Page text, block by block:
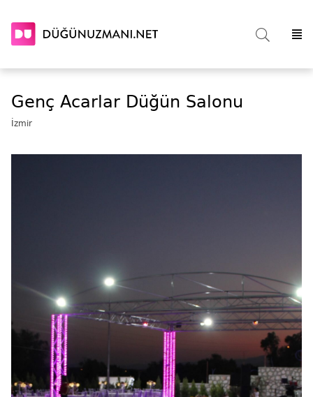
Genç Acarlar Düğün Salonu
İzmir